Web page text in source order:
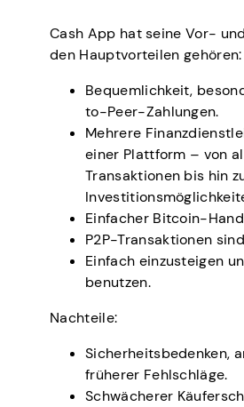
Cash App hat seine Vor-
den Hauptvorteilen gehören:
Bequemlichkeit,
to-Peer-Zahlungen.
Mehrere
einer Plattform – von
Transaktionen bis hin
Einfacher Bitcoin-
P2P-Transaktionen
Einfach einzusteigen
benutzen.
Nachteile:
Sicherheitsbedenken,
früherer Fehlschläge.
Schwächerer